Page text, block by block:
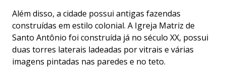
Além disso, a cidade possui antigas fazendas
construídas em estilo colonial. A Igreja Matriz de
Santo Antônio foi construída já no século XX, possui
duas torres laterais ladeadas por vitrais e várias
imagens pintadas nas paredes e no teto.